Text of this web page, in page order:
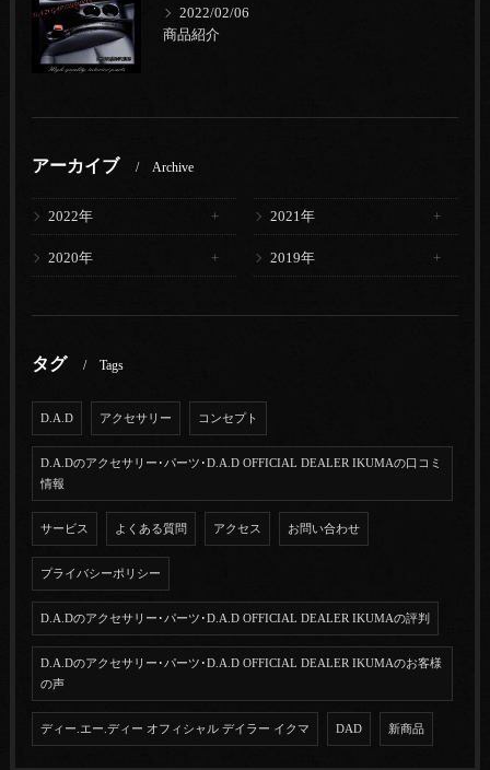
2022/02/06
商品紹介
アーカイブ Archive
2022年 2021年
2020年 2019年
タグ Tags
D.A.D アクセサリー コンセプト
D.A.Dのアクセサリー･パーツ･D.A.D OFFICIAL DEALER IKUMAの口コミ
情報
サービス よくある質問 アクセス お問い合わせ
プライバシーポリシー
D.A.Dのアクセサリー･パーツ･D.A.D OFFICIAL DEALER IKUMAの評判
D.A.Dのアクセサリー･パーツ･D.A.D OFFICIAL DEALER IKUMAのお客様
の声
ディー.エー.ディー オフィシャル デイラー イクマ DAD 新商品